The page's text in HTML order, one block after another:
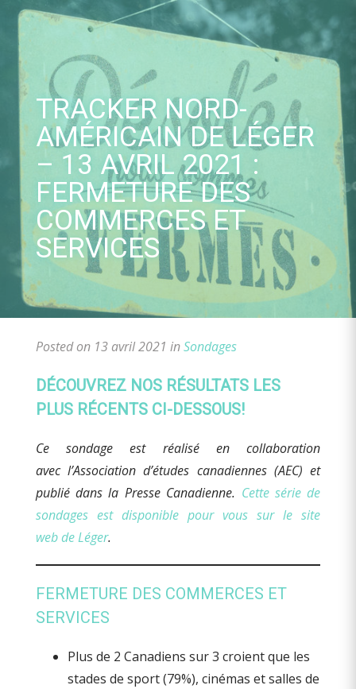
Skip
TRACKER NORD-
AMÉRICAIN DE LÉGER
– 13 AVRIL 2021 :
FERMETURE DES
COMMERCES ET
SERVICES
Posted on 13 avril 2021 inSondages
DÉCOUVREZ NOS RÉSULTATS LES
PLUS RÉCENTS CI-DESSOUS!
Ce sondage est réalisé en collaboration
avec l’Association d’études canadiennes (AEC) et
publié dans la Presse Canadienne. Cette série de
sondages est disponible pour vous sur le site
web de Léger.
FERMETURE DES COMMERCES ET
SERVICES
Plus de 2 Canadiens sur 3 croient que les
stades de sport (79%), cinémas et salles de